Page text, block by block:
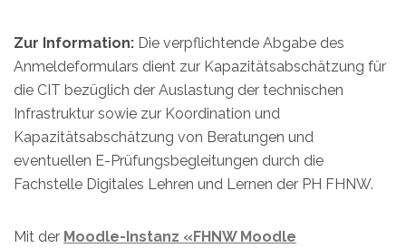
Zur Information: Die verpflichtende Abgabe des
Anmeldeformulars dient zur Kapazitätsabschätzung für
die CIT bezüglich der Auslastung der technischen
Infrastruktur sowie zur Koordination und
Kapazitätsabschätzung von Beratungen und
eventuellen E-Prüfungsbegleitungen durch die
Fachstelle Digitales Lehren und Lernen der PH FHNW.
Mit der Moodle-Instanz «FHNW Moodle